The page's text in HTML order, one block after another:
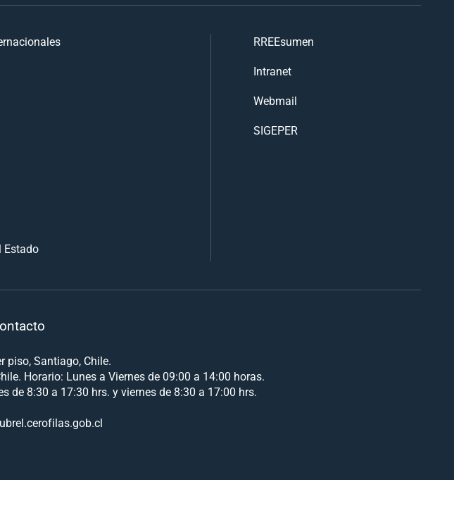
Estado
RREEsumen
Intranet
Webmail
SIGEPER
piso, Santiago, Chile.
Horario: Lunes a Viernes de 09:00 a 14:00 horas.
de 8:30 a 17:30 hrs. y viernes de 8:30 a 17:00 hrs.